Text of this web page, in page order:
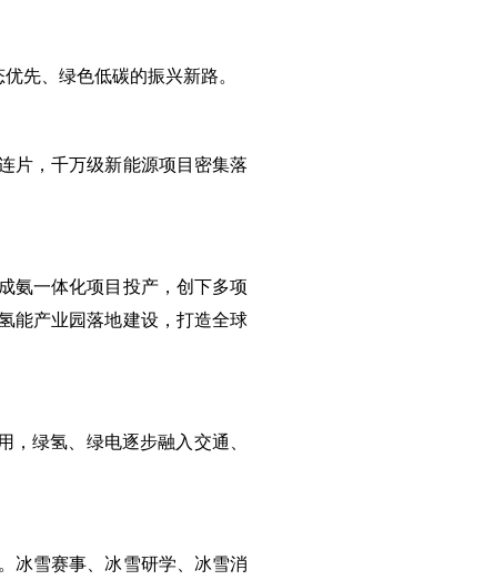
先、绿色低碳的振兴新路。
片，千万级新能源项目密集落
氨一体化项目投产，创下多项
能产业园落地建设，打造全球
绿氢、绿电逐步融入交通、
冰雪赛事、冰雪研学、冰雪消